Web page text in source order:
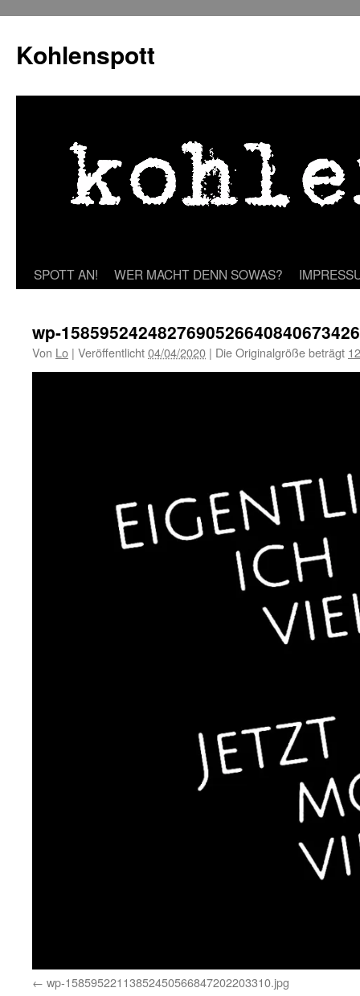
springen
Kohlenspott
SPOTT AN! WER MACHT DENN SOWAS?
wp-
Von Lo | Veröffentlicht04/04/2020 | Die Originalgröße beträgt
wp-15859522113852450566847202203310.jpg